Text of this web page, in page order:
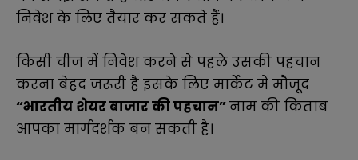
निवेश के लिए तैयार कर सकते हैं।
किसी चीज में निवेश करने से पहले उसकी पहचान
करना बेहद जरूरी है इसके लिए मार्केट में मौजूद
“भारतीय शेयर बाजार की पहचान”नाम की किताब
आपका मार्गदर्शक बन सकती है।